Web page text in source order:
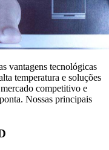
vantagens tecnológicas
temperatura e soluções
competitivo e
Nossas principais